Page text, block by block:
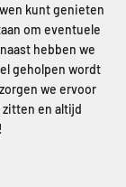
kunt genieten
om eventuele
hebben we
geholpen wordt
we ervoor
en altijd